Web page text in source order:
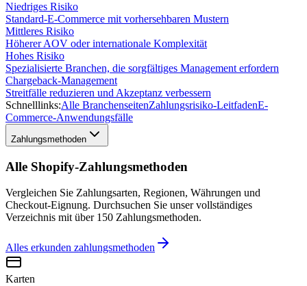
Niedriges Risiko
Standard-E-Commerce mit vorhersehbaren Mustern
Mittleres Risiko
Höherer AOV oder internationale Komplexität
Hohes Risiko
Spezialisierte Branchen, die sorgfältiges Management erfordern
Chargeback-Management
Streitfälle reduzieren und Akzeptanz verbessern
Schnelllinks:Alle BranchenseitenZahlungsrisiko-LeitfadenE-
Commerce-Anwendungsfälle
Zahlungsmethoden
Alle Shopify-Zahlungsmethoden
Vergleichen Sie Zahlungsarten, Regionen, Währungen und
Checkout-Eignung. Durchsuchen Sie unser vollständiges
Verzeichnis mit über 150 Zahlungsmethoden.
Alles erkunden zahlungsmethoden
Karten